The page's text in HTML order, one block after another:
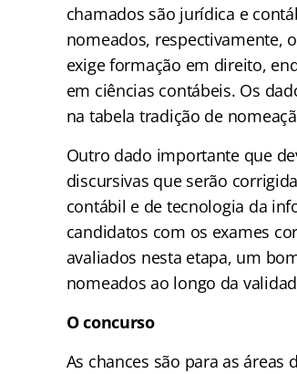
chamados são jurídica e
nomeados, respectivamente,
exige formação em direito,
em ciências contábeis. Os
na tabela tradição de
Outro dado importante que
discursivas que serão
contábil e de tecnologia da
candidatos com os exames
avaliados nesta etapa, um
nomeados ao longo da
O concurso
As chances são para as áreas